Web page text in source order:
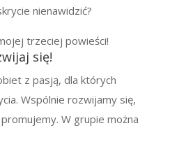
nienawidzić?
trzeciej powieści!
się!
z pasją, dla których
Wspólnie rozwijamy się,
W grupie można